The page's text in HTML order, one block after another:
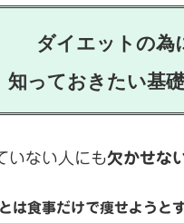
ダイエットの為
知っておきたい基
いない人にも欠かせな
は食事だけで痩せようと